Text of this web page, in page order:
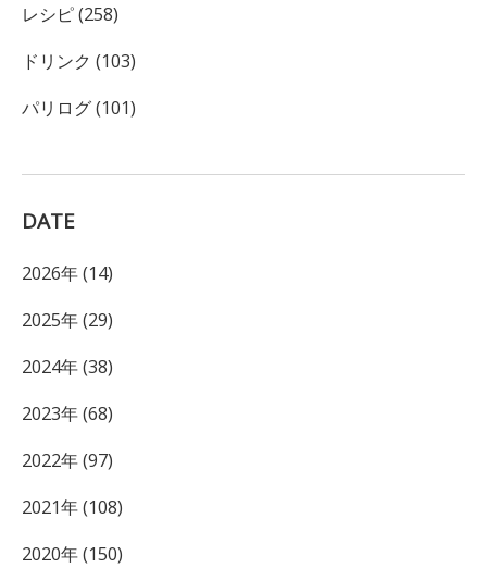
レシピ (258)
ドリンク (103)
パリログ (101)
DATE
2026年 (14)
2025年 (29)
2024年 (38)
2023年 (68)
2022年 (97)
2021年 (108)
2020年 (150)